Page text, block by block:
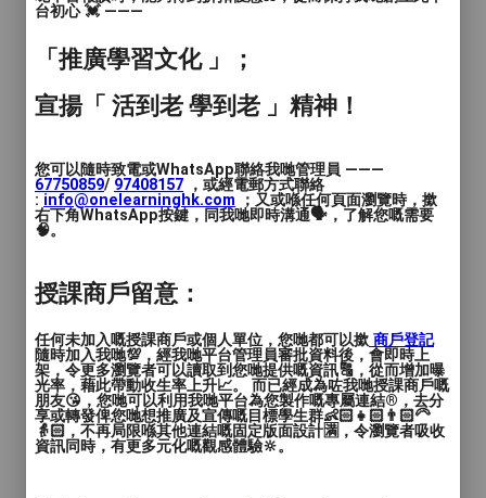
星期六、日 (2-4pm | 4-6pm | 6-8pm)
❤️ 新手都可以完成。
台初心 💓 ———
「推廣學習文化 」；
宣揚「 活到老 學到老 」精神！
您可以隨時致電或WhatsApp聯絡我哋管理員 ———
67750859/ 97408157 ，或經電郵方式聯絡
: info@onelearninghk.com ；又或喺任何頁面瀏覽時，撳
右下角WhatsApp按鍵，同我哋即時溝通🗣️，了解您嘅需要
🧠。
授課商戶留意：
任何未加入嘅授課商戶或個人單位，您哋都可以撳 商戶登記
隨時加入我哋💯，經我哋平台管理員審批資料後，會即時上
架，令更多瀏覽者可以讀取到您哋提供嘅資訊🔠，從而增加曝
光率，藉此帶動收生率上升📈。 而已經成為咗我哋授課商戶嘅
朋友😘，您哋可以利用我哋平台為您製作嘅專屬連結®️，去分
享或轉發俾您哋想推廣及宣傳嘅目標學生群👶🏻👧🏻👨🏻‍🦳
👵🏻，不再局限喺其他連結嘅固定版面設計🈵，令瀏覽者吸收
資訊同時，有更多元化嘅觀感體驗🔆。